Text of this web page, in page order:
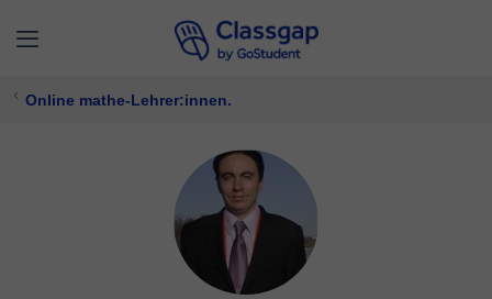
Online mathe-Lehrer:innen.